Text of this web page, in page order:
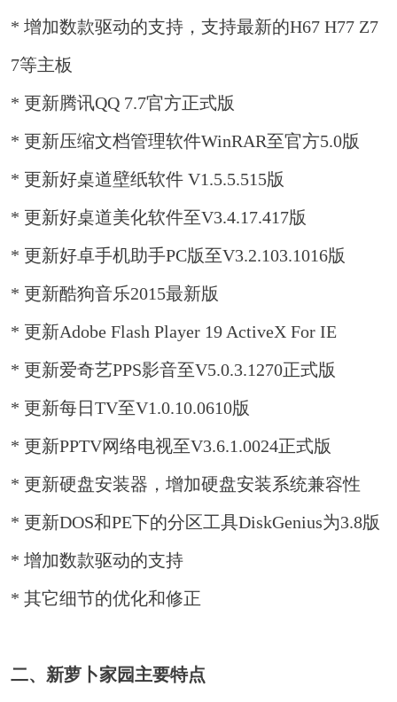
* 增加数款驱动的支持，支持最新的H67 H77 Z7
7等主板
* 更新腾讯QQ 7.7官方正式版
* 更新压缩文档管理软件WinRAR至官方5.0版
* 更新好桌道壁纸软件 V1.5.5.515版
* 更新好桌道美化软件至V3.4.17.417版
* 更新好卓手机助手PC版至V3.2.103.1016版
* 更新酷狗音乐2015最新版
* 更新Adobe Flash Player 19 ActiveX For IE
* 更新爱奇艺PPS影音至V5.0.3.1270正式版
* 更新每日TV至V1.0.10.0610版
* 更新PPTV网络电视至V3.6.1.0024正式版
* 更新硬盘安装器，增加硬盘安装系统兼容性
* 更新DOS和PE下的分区工具DiskGenius为3.8版
* 增加数款驱动的支持
* 其它细节的优化和修正
二、新萝卜家园主要特点